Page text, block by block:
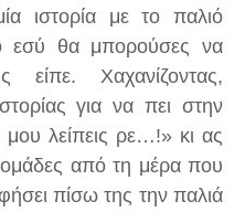
ιστορία με το παλιό
εσύ θα μπορούσες να
είπε. Χαχανίζοντας,
για να πει στην
λείπεις ρε…!» κι ας
από τη μέρα που
πίσω της την παλιά